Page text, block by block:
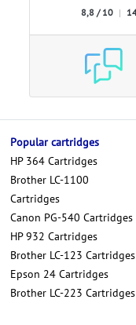
8,8 / 10 |
Popular cartridges
HP 364 Cartridges
Brother LC-1100
Cartridges
Canon PG-540 Cartridges
HP 932 Cartridges
Brother LC-123 Cartridges
Epson 24 Cartridges
Brother LC-223 Cartridges